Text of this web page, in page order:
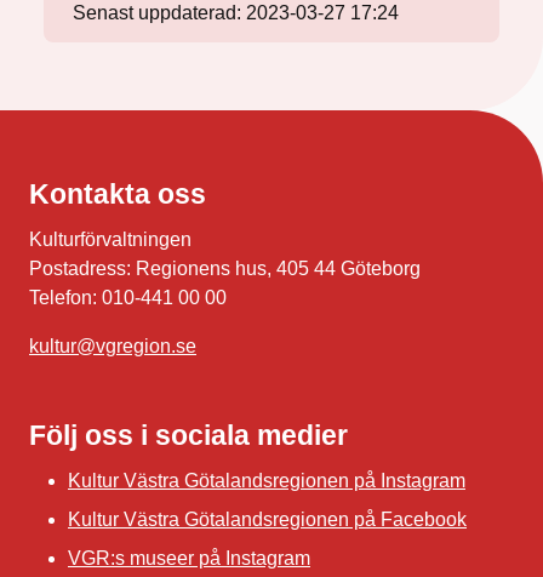
Senast uppdaterad: 2023-03-27 17:24
Kontakta oss
Kulturförvaltningen
Postadress: Regionens hus, 405 44 Göteborg
Telefon: 010-441 00 00
kultur@vgregion.se
Följ oss i sociala medier
Kultur Västra Götalandsregionen på Instagram
Kultur Västra Götalandsregionen på Facebook
VGR:s museer på Instagram